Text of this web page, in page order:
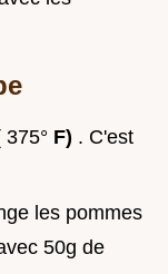
375° F) . C'est
les pommes
50g de